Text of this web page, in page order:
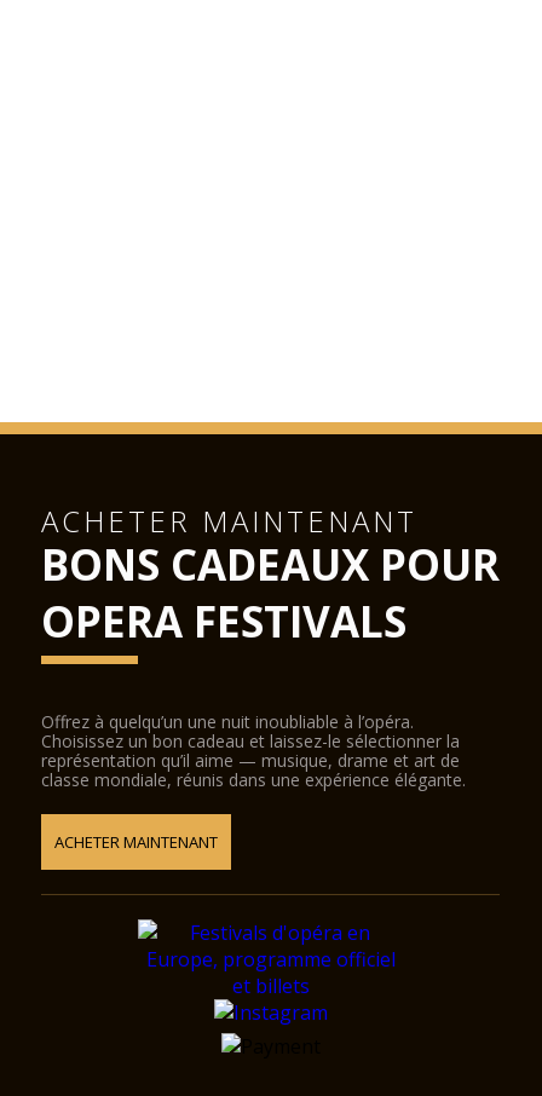
ACHETER MAINTENANT
BONS CADEAUX POUR
OPERA FESTIVALS
Offrez à quelqu’un une nuit inoubliable à l’opéra.
Choisissez un bon cadeau et laissez-le sélectionner la
représentation qu’il aime — musique, drame et art de
classe mondiale, réunis dans une expérience élégante.
ACHETER MAINTENANT